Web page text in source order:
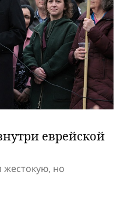
еврейской
жестокую, но